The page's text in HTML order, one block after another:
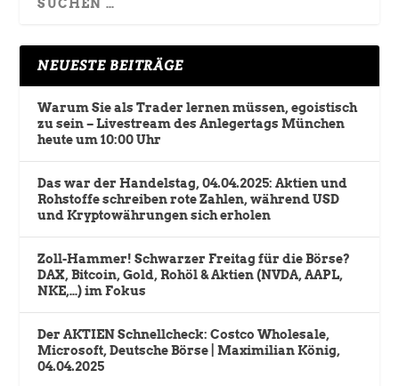
NEUESTE BEITRÄGE
Warum Sie als Trader lernen müssen, egoistisch
zu sein – Livestream des Anlegertags München
heute um 10:00 Uhr
Das war der Handelstag, 04.04.2025: Aktien und
Rohstoffe schreiben rote Zahlen, während USD
und Kryptowährungen sich erholen
Zoll-Hammer! Schwarzer Freitag für die Börse?
DAX, Bitcoin, Gold, Rohöl & Aktien (NVDA, AAPL,
NKE,…) im Fokus
Der AKTIEN Schnellcheck: Costco Wholesale,
Microsoft, Deutsche Börse | Maximilian König,
04.04.2025